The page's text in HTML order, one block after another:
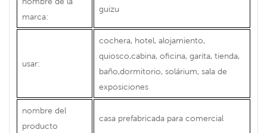
marca:
guizu
usar:
cochera, hotel, alojamiento,
quiosco,cabina, oficina, garita, tienda,
baño,dormitorio, solárium, sala de
exposiciones
nombre del
producto
casa prefabricada para comercial